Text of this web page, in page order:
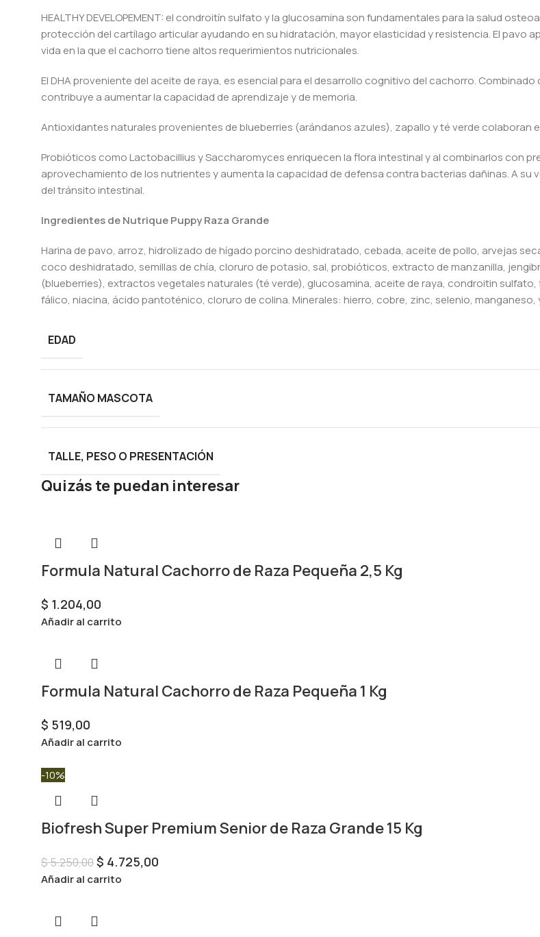
HEALTHY DEVELOPEMENT: el condroitín sulfato y la glucosamina son fundamentales para la salud
protección del cartílago articular ayudando en su hidratación, mayor elasticidad y resistencia. El pavo
vida en la que el cachorro tiene altos requerimientos nutricionales.
El DHA proveniente del aceite de raya, es esencial para el desarrollo cognitivo del cachorro.
contribuye a aumentar la capacidad de aprendizaje y de memoria.
Antioxidantes naturales provenientes de blueberries (arándanos azules), zapallo y té verde colaboran
Probióticos como Lactobacillius y Saccharomyces enriquecen la flora intestinal y al combinarlos con
aprovechamiento de los nutrientes y aumenta la capacidad de defensa contra bacterias dañinas. A su
del tránsito intestinal.
Ingredientes de Nutrique Puppy Raza Grande
Harina de pavo, arroz, hidrolizado de hígado porcino deshidratado, cebada, aceite de pollo, arvejas
coco deshidratado, semillas de chía, cloruro de potasio, sal, probióticos, extracto de manzanilla,
(blueberries), extractos vegetales naturales (té verde), glucosamina, aceite de raya, condroitin sulfato,
fálico, niacina, ácido pantoténico, cloruro de colina. Minerales: hierro, cobre, zinc, selenio, manganeso,
EDAD
TAMAÑO MASCOTA
TALLE, PESO O PRESENTACIÓN
Quizás te puedan interesar
Formula Natural Cachorro de Raza Pequeña 2,5 Kg
$ 1.204,00
Añadir al carrito
Formula Natural Cachorro de Raza Pequeña 1 Kg
$ 519,00
Añadir al carrito
-10%
Biofresh Super Premium Senior de Raza Grande 15 Kg
$5.250,00$ 4.725,00
Añadir al carrito